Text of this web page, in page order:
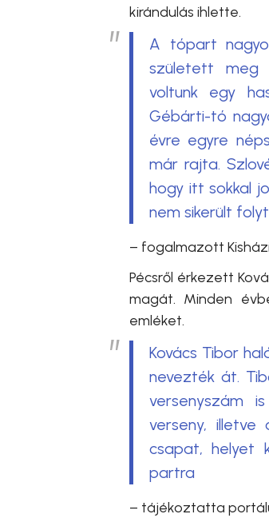
kirándulás ihlette.
A tópart
született meg
voltunk egy
Gébárti-tó
évre egyre
már rajta.
hogy itt sokkal
nem sikerült
– fogalmazott
Pécsről érkezett
magát. Minden
emléket.
Kovács Tibor
nevezték át.
versenyszám
verseny,
csapat, helyet
partra
– tájékoztatta